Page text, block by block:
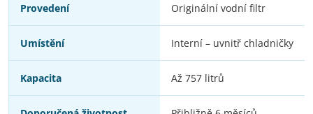
Provedení Originální vodní filtr
Umístění Interní – uvnitř chladničky
Kapacita Až 757 litrů